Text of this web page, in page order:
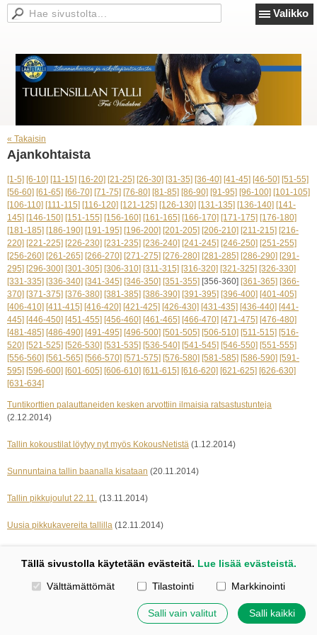
Valikko
« Takaisin
Ajankohtaista
[1-5] [6-10] [11-15] [16-20] [21-25] [26-30] [31-35] [36-40] [41-45] [46-50] [51-55]
[56-60] [61-65] [66-70] [71-75] [76-80] [81-85] [86-90] [91-95] [96-100] [101-105]
[106-110] [111-115] [116-120] [121-125] [126-130] [131-135] [136-140] [141-
145] [146-150] [151-155] [156-160] [161-165] [166-170] [171-175] [176-180]
[181-185] [186-190] [191-195] [196-200] [201-205] [206-210] [211-215] [216-
220] [221-225] [226-230] [231-235] [236-240] [241-245] [246-250] [251-255]
[256-260] [261-265] [266-270] [271-275] [276-280] [281-285] [286-290] [291-
295] [296-300] [301-305] [306-310] [311-315] [316-320] [321-325] [326-330]
[331-335] [336-340] [341-345] [346-350] [351-355] [356-360] [361-365] [366-
370] [371-375] [376-380] [381-385] [386-390] [391-395] [396-400] [401-405]
[406-410] [411-415] [416-420] [421-425] [426-430] [431-435] [436-440] [441-
445] [446-450] [451-455] [456-460] [461-465] [466-470] [471-475] [476-480]
[481-485] [486-490] [491-495] [496-500] [501-505] [506-510] [511-515] [516-
520] [521-525] [526-530] [531-535] [536-540] [541-545] [546-550] [551-555]
[556-560] [561-565] [566-570] [571-575] [576-580] [581-585] [586-590] [591-
595] [596-600] [601-605] [606-610] [611-615] [616-620] [621-625] [626-630]
[631-634]
Tuntikorttien palauttaneiden kesken arvottiin ilmaisia ratsastustunteja
(2.12.2014)
Tallin kokoustilat löytyy nyt myös KokousNetistä (1.12.2014)
Sunnuntaina tallin baanalla kisataan (20.11.2014)
Tallin pikkujoulut 22.11. (13.11.2014)
Uusia pikkukavereita tallilla (12.11.2014)
Kotisivut: Johanna Korpi
Tällä sivustolla käytetään evästeitä. Lue lisää evästeistä.
Valitse käytettävät evästeet
Välttämättömät Tilastointi Markkinointi
Salli vain valitut Salli kaikki